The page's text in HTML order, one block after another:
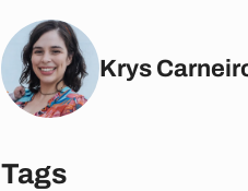
Krys
Tags